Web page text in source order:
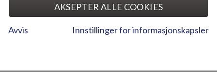
AKSEPTER ALLE COOKIES
Avvis Innstillinger for informasjonskapsler